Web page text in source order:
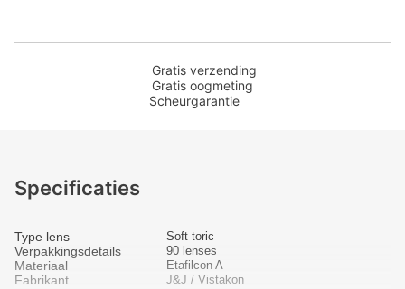
Gratis verzending
Gratis oogmeting
Scheurgarantie
Specificaties
Type lens Soft toric
Verpakkingsdetails 90 lenses
Materiaal Etafilcon A
Fabrikant J&J / Vistakon